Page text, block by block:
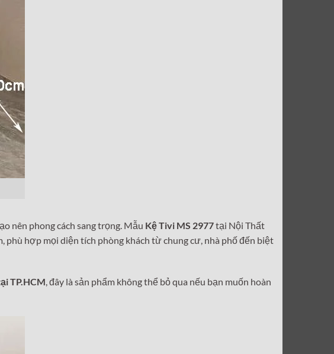
nên phong cách sang trọng. Mẫu Kệ Tivi MS 2977tại Nội Thất
hợp mọi diện tích phòng khách từ chung cư, nhà phố đến biệt
TP.HCM, đây là sản phẩm không thể bỏ qua nếu bạn muốn hoàn